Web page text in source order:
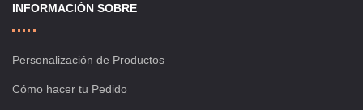
INFORMACIÓN SOBRE
Personalización de Productos
Cómo hacer tu Pedido